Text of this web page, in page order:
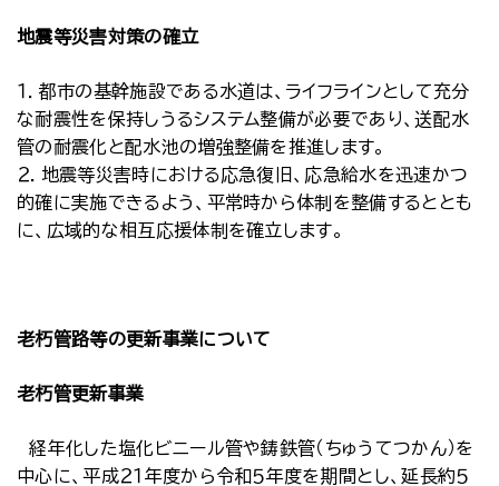
地震等災害対策の確立
１．都市の基幹施設である水道は、ライフラインとして充分
な耐震性を保持しうるシステム整備が必要であり、送配水
管の耐震化と配水池の増強整備を推進します。
２．地震等災害時における応急復旧、応急給水を迅速かつ
的確に実施できるよう、平常時から体制を整備するととも
に、広域的な相互応援体制を確立します。
老朽管路等の更新事業について
老朽管更新事業
経年化した塩化ビニール管や鋳鉄管（ちゅうてつかん）を
中心に、平成２１年度から令和５年度を期間とし、延長約５